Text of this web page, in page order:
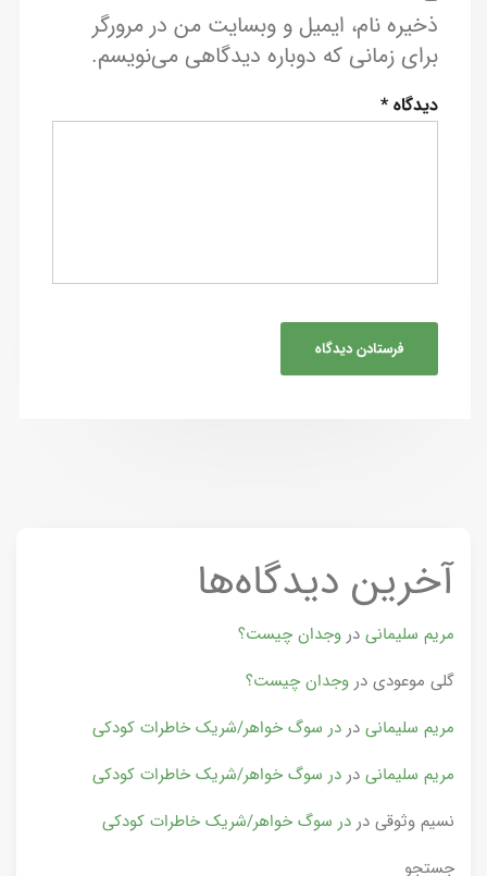
ذخیره نام، ایمیل و وبسایت من در مرورگر
برای زمانی که دوباره دیدگاهی می‌نویسم.
دیدگاه*
آخرین دیدگاه‌ها
مریم سلیمانی در وجدان چیست؟
گلی موعودی در وجدان چیست؟
مریم سلیمانی در در سوگ خواهر/شریک خاطرات کودکی
مریم سلیمانی در در سوگ خواهر/شریک خاطرات کودکی
نسیم وثوقی در در سوگ خواهر/شریک خاطرات کودکی
جستجو